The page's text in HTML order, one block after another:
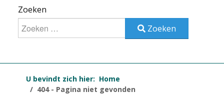
Zoeken
Zoeken
U bevindt zich hier: Home
404 - Pagina niet gevonden